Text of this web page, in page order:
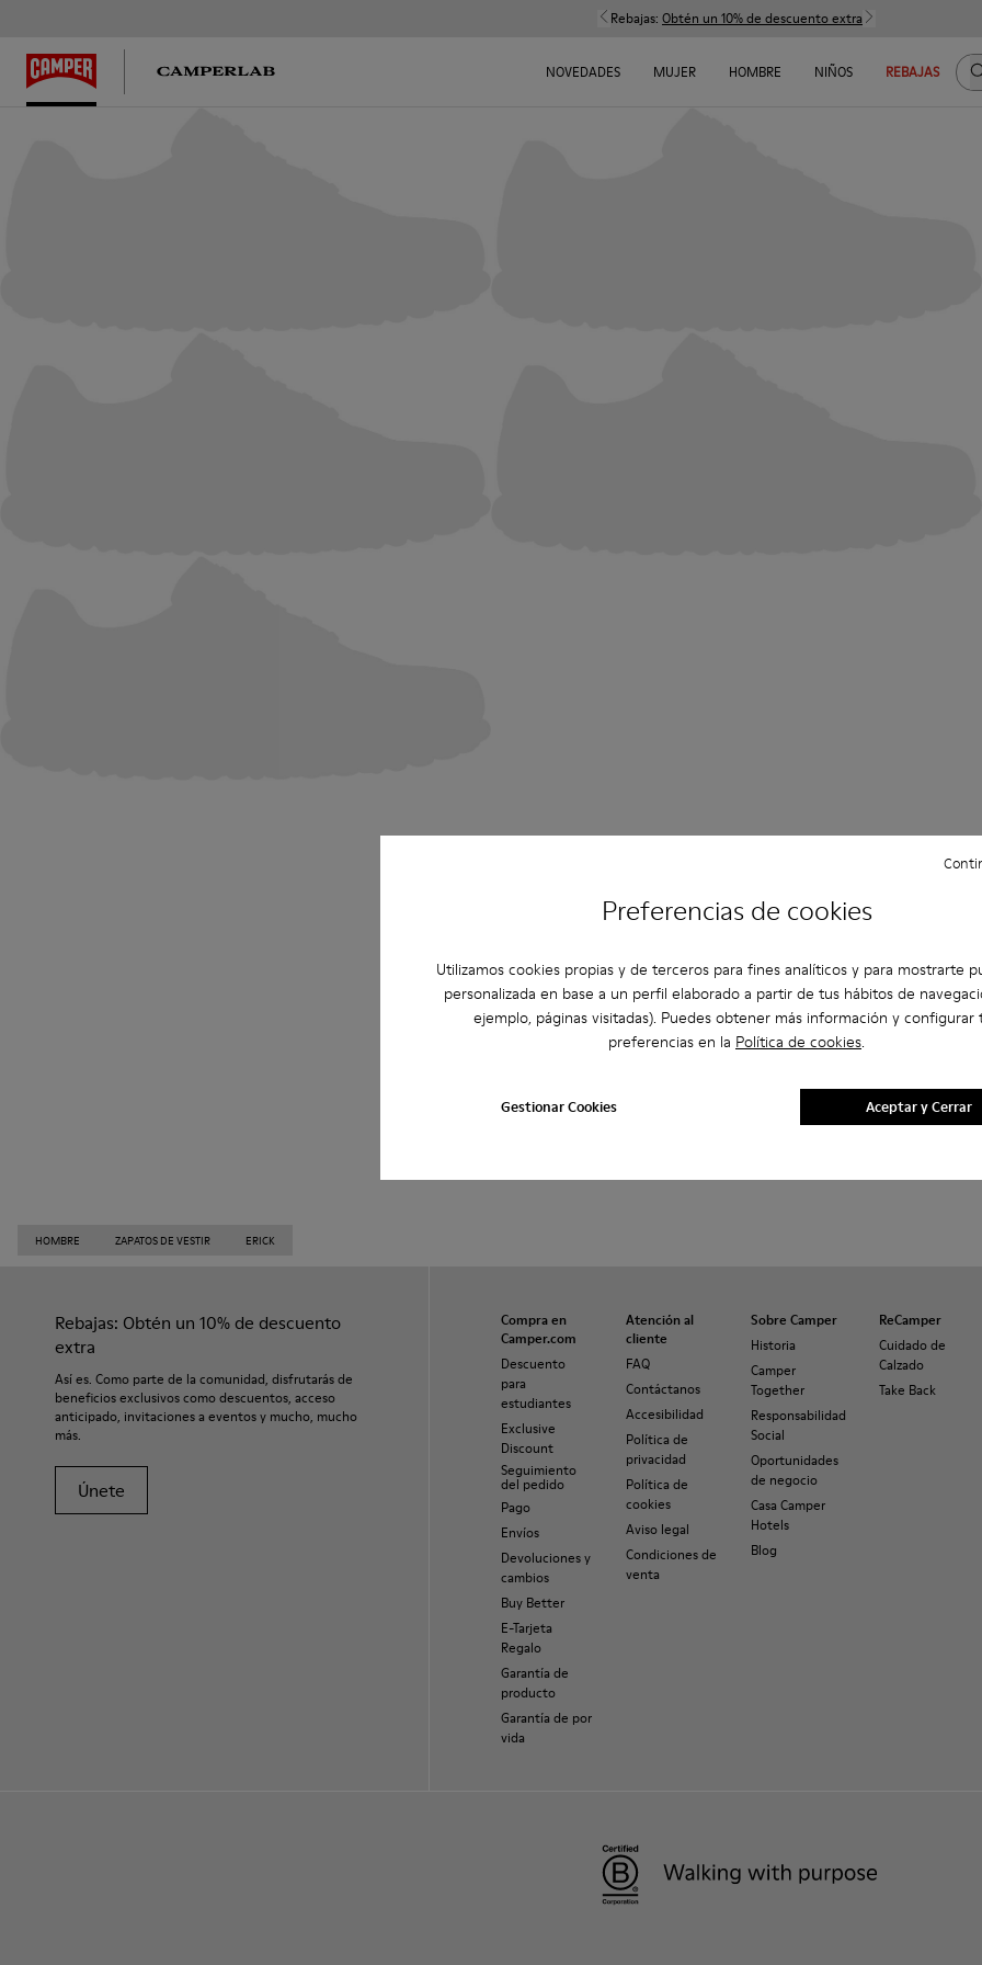
Preferencias de cookies
Utilizamos cookies propias y de terceros para fines analíticos y para mostrarte
personalizada en base a un perfil elaborado a partir de tus hábitos de
ejemplo, páginas visitadas). Puedes obtener más información y configurar
preferencias en la Política de cookies.
Gestionar Cookies Aceptar y Cerrar
Rebajas: Obtén un 10% de descuento extra
NOVEDADES MUJER HOMBRE NIÑOS REBAJAS
HOMBRE ZAPATOS DE VESTIR ERICK
Rebajas: Obtén un 10% de descuento
extra
Así es. Como parte de la comunidad, disfrutarás de
beneficios exclusivos como descuentos, acceso
anticipado, invitaciones a eventos y mucho, mucho
más.
Únete
Compra en
Camper.com
Descuento
para
estudiantes
Exclusive
Discount
Seguimiento
del pedido
Pago
Envíos
Devoluciones y
cambios
Buy Better
E-Tarjeta
Regalo
Garantía de
producto
Garantía de por
vida
Atención al
cliente
FAQ
Contáctanos
Accesibilidad
Política de
privacidad
Política de
cookies
Aviso legal
Condiciones de
venta
Sobre Camper
Historia
Camper
Together
Responsabilidad
Social
Oportunidades
de negocio
Casa Camper
Hotels
Blog
ReCamper
Cuidado de
Calzado
Take Back